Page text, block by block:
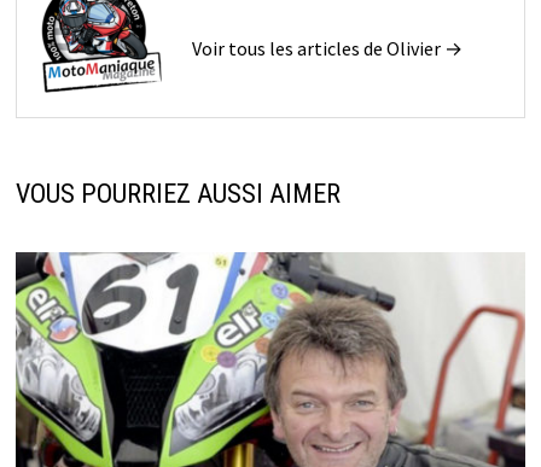
Voir tous les articles de Olivier →
VOUS POURRIEZ AUSSI AIMER